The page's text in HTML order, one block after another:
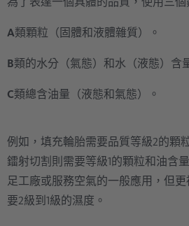
A類顆粒（固體和液體雜質）。
B類的水分（氣態）和水（液態）含
C類總含油量（液態和氣態）。
例如，填充輪胎需要品質等級2的顆
鐳射切割則需要等級1的顆粒和油含
足工廠或服務空氣的一般應用，但
要2級到1級的濕度。